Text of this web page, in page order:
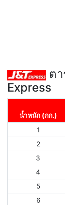
ต
Express
น้ำหนัก (กก.)
1
2
3
4
5
6